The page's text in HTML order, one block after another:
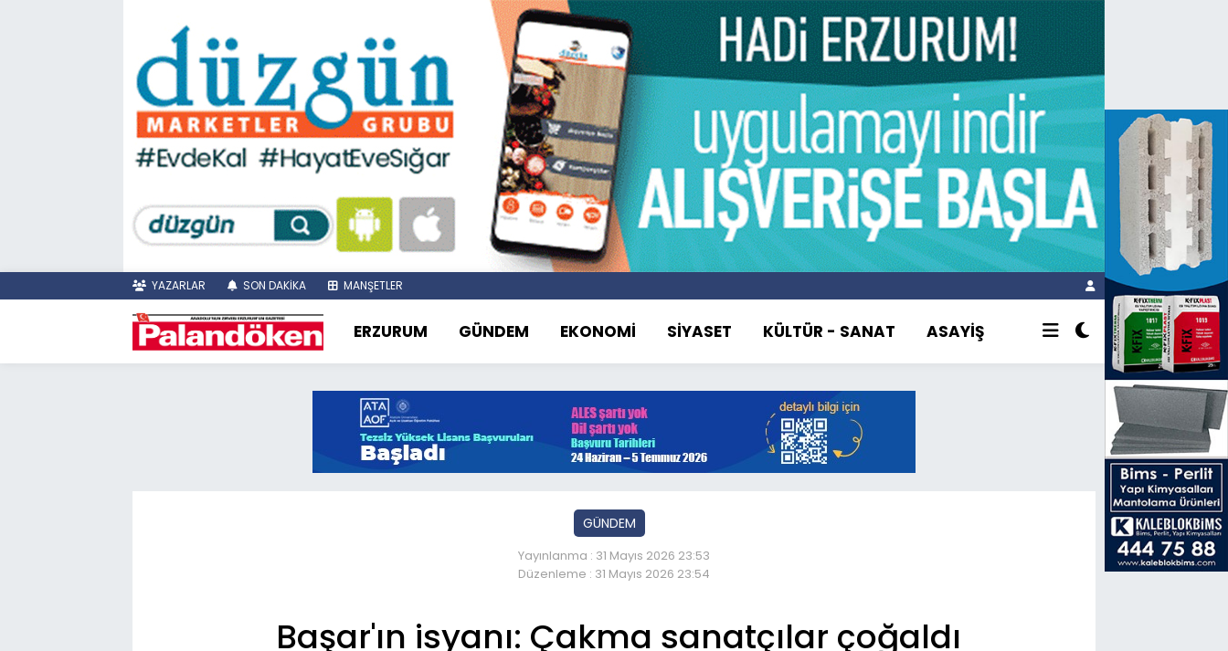
YAZARLAR SON DAKİKA MANŞETLER
ERZURUM GÜNDEM EKONOMİ SİYASET KÜLTÜR - SANAT ASAYİŞ
GÜNDEM
Yayınlanma : 31 Mayıs 2026 23:53
Düzenleme : 31 Mayıs 2026 23:54
Başar'ın isyanı: Çakma sanatçılar çoğaldı